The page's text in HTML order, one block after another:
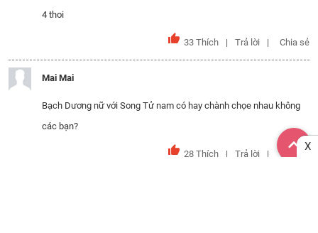
4 thoi
33 Thích Trả lời Chia sẻ
Mai Mai
Bạch Dương nữ với Song Tử nam có hay chành chọe nhau không
các bạn?
28 Thích Trả lời Chia sẻ
X